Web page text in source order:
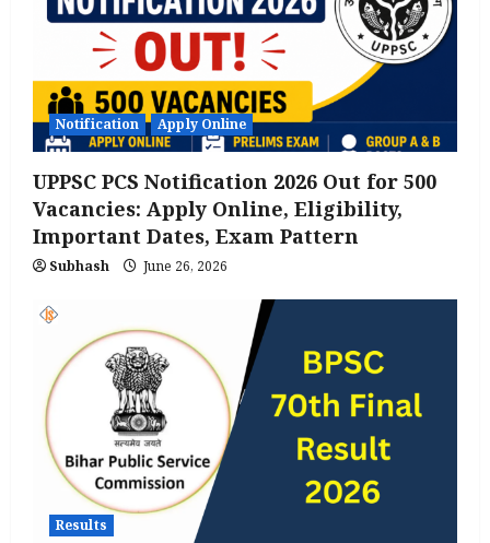
Notification Apply Online
UPPSC PCS Notification 2026 Out for 500
Vacancies: Apply Online, Eligibility,
Important Dates, Exam Pattern
Subhash June 26, 2026
Results